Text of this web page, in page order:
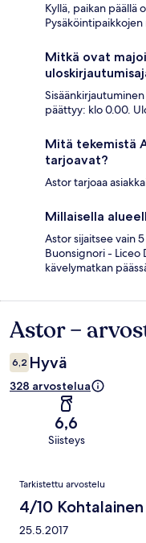
Kyllä, paikan päällä
Mitkä ovat
päättyy: klo 0.00.
Mitä tekemistä
tarjoavat?
Astor tarjoaa
Millaisella
Astor sijaitsee vain
Buonsignori - Liceo
kävelymatkan
Arvostelut
Astor –
6,2 Hyvä
328 arvostelua
6,6
Siisteys
Arvostelut
Tarkistettu arvostelu
4/10 Kohtalainen
25.5.2017